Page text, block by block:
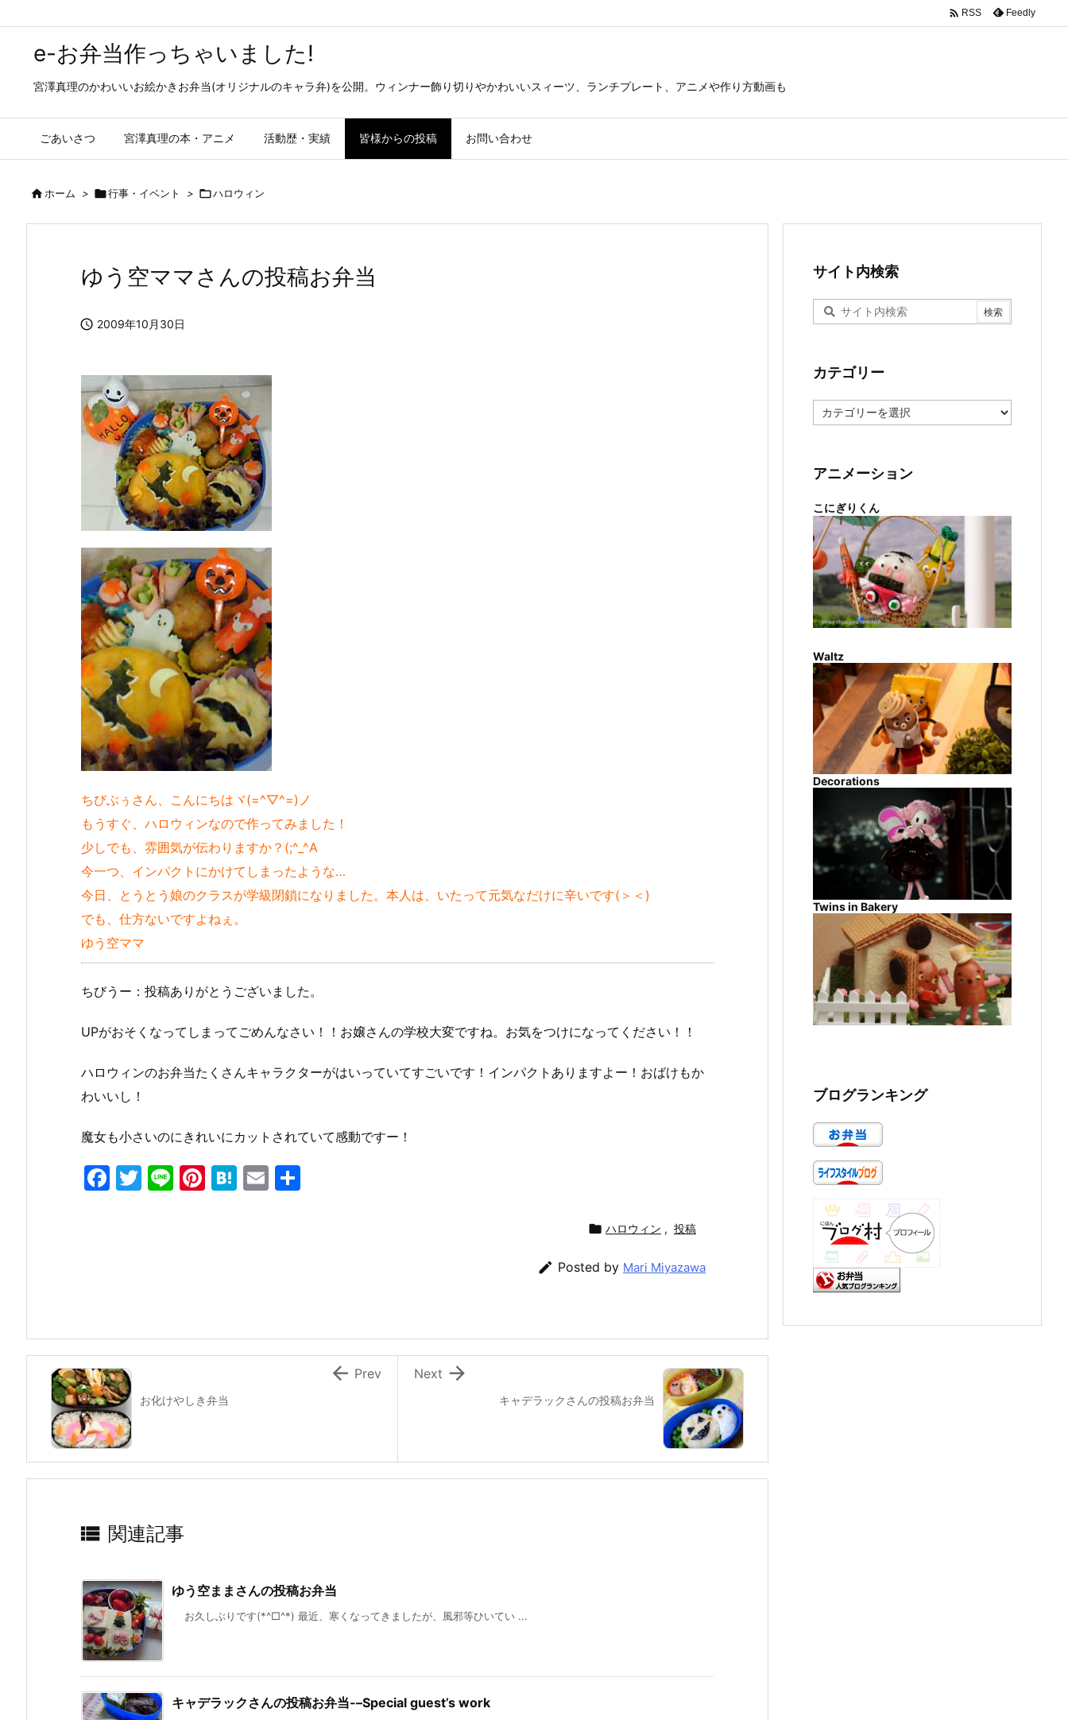
e-お弁当作っちゃいました!
宮澤真理のかわいいお絵かきお弁当(オリジナルのキャラ弁)を公開。ウィンナー飾り切りやかわいいスィーツ、ランチプレート、アニメや作り方動画も
ごあいさつ 宮澤真理の本・アニメ 活動歴・実績 皆様からの投稿 お問い合わせ
 RSS Feedly
ホーム > 行事・イベント > ハロウィン
ゆう空ママさんの投稿お弁当
 2009年10月30日
ちびぶぅさん、こんにちはヾ(=^▽^=)ノ
もうすぐ、ハロウィンなので作ってみました！
少しでも、雰囲気が伝わりますか？(;^_^A
今一つ、インパクトにかけてしまったような…
今日、とうとう娘のクラスが学級閉鎖になりました。本人は、いたって元気なだけに辛いです(＞＜)
でも、仕方ないですよねぇ。
ゆう空ママ
ちびうー：投稿ありがとうございました。
UPがおそくなってしまってごめんなさい！！お嬢さんの学校大変ですね。お気をつけになってください！！
ハロウィンのお弁当たくさんキャラクターがはいっていてすごいです！インパクトありますよー！おばけもか
わいいし！
魔女も小さいのにきれいにカットされていて感動ですー！
F
k
T
Li Pi H
E
 ハロウィン , 投稿
 Posted by Mari Miyazawa
キャデラックさんの投稿お弁当

Next
お化けやしき弁当
 Prev
 関連記事
ゆう空ままさんの投稿お弁当
お久しぶりです(*^□^*) 最近、寒くなってきましたが、風邪等ひいてい ...
キャデラックさんの投稿お弁当-–Special guest’s work
サイト内検索
カテゴリー
テ
ー
アニメーション
こにぎりくん
Waltz
Decorations
Twins in Bakery
ブログランキング